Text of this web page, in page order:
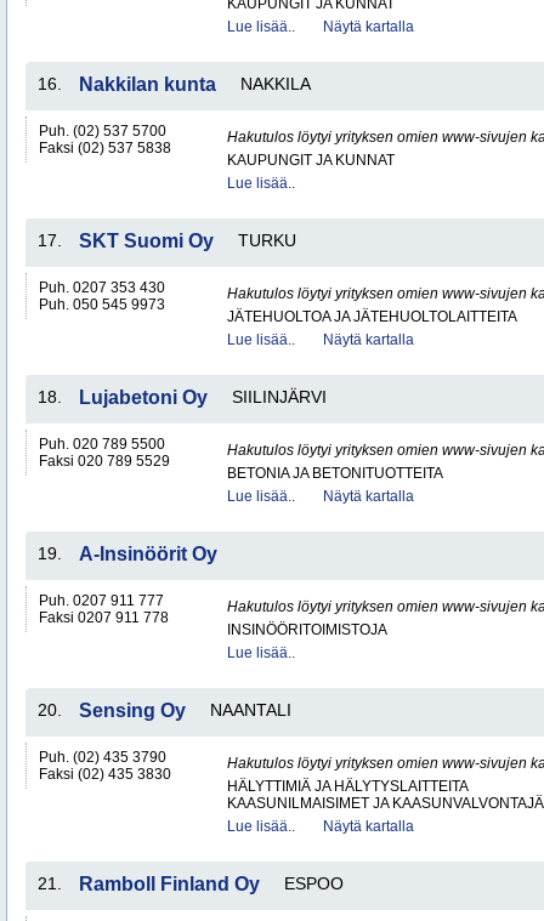
KAUPUNGIT JA KUNNAT
Lue lisää..
Näytä kartalla
16. Nakkilan kunta NAKKILA
Puh. (02) 537 5700
Faksi (02) 537 5838
Hakutulos löytyi yrityksen omien www-sivujen
KAUPUNGIT JA KUNNAT
Lue lisää..
17. SKT Suomi Oy TURKU
Puh. 0207 353 430
Puh. 050 545 9973
Hakutulos löytyi yrityksen omien www-sivujen
JÄTEHUOLTOA JA JÄTEHUOLTOLAITTEITA
Lue lisää..
Näytä kartalla
18. Lujabetoni Oy SIILINJÄRVI
Puh. 020 789 5500
Faksi 020 789 5529
Hakutulos löytyi yrityksen omien www-sivujen
BETONIA JA BETONITUOTTEITA
Lue lisää..
Näytä kartalla
19. A-Insinöörit Oy
Puh. 0207 911 777
Faksi 0207 911 778
Hakutulos löytyi yrityksen omien www-sivujen
INSINÖÖRITOIMISTOJA
Lue lisää..
20. Sensing Oy NAANTALI
Puh. (02) 435 3790
Faksi (02) 435 3830
Hakutulos löytyi yrityksen omien www-sivujen
HÄLYTTIMIÄ JA HÄLYTYSLAITTEITA
KAASUNILMAISIMET JA
Lue lisää..
Näytä kartalla
21. Ramboll Finland Oy ESPOO